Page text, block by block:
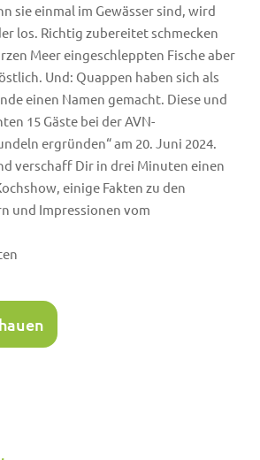
sie einmal im Gewässer sind, wird
los. Richtig zubereitet schmecken
Meer eingeschleppten Fische aber
Und: Quappen haben sich als
einen Namen gemacht. Diese und
15 Gäste bei der AVN-
ergründen“ am 20. Juni 2024.
verschaff Dir in drei Minuten einen
einige Fakten zu den
und Impressionen vom